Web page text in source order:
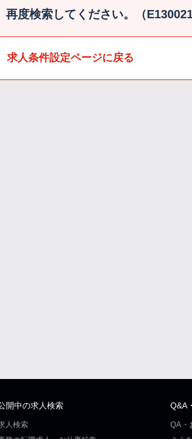
度検索してください。（E130021
求人条件設定ページに戻る
開中の求人検索
人検索
Q&A
QA・